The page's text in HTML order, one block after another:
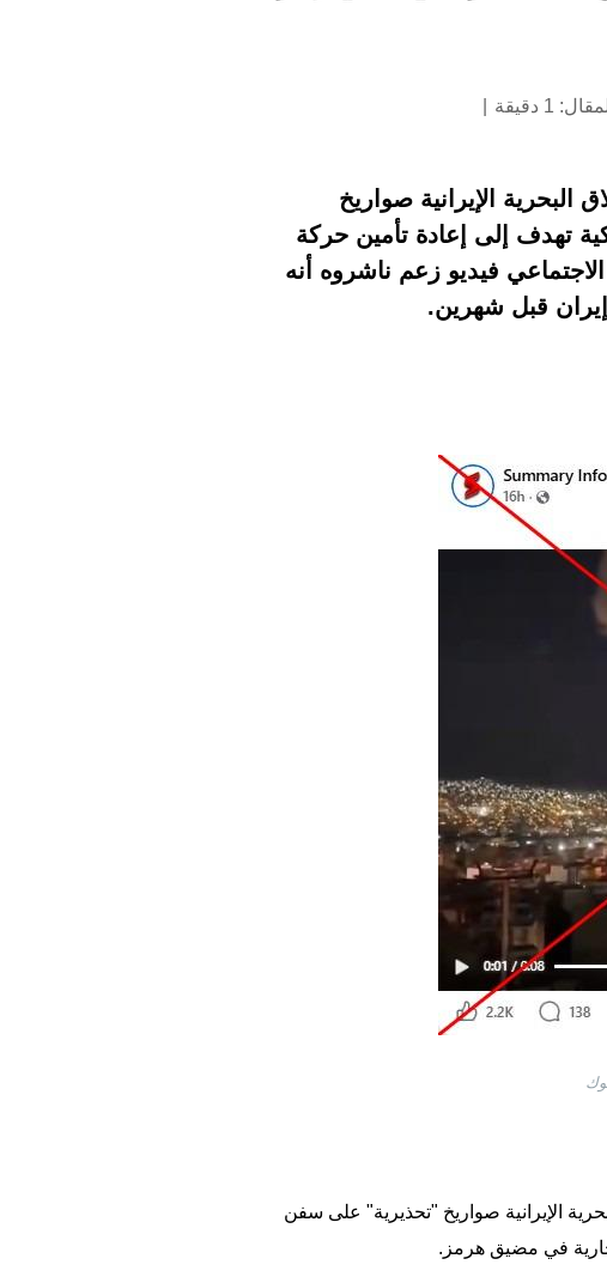
1 دقيقة
البحرية الإيرانية صواريخ
تهدف إلى إعادة تأمين حركة
فيديو زعم ناشروه أنه
قبل شهرين.
الإيرانية صواريخ "تحذيرية" على سفن
في مضيق هرمز.